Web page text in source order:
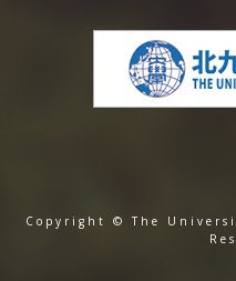
Copyright © The